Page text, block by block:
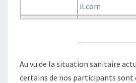
il.com
Au vu de la situation sanitaire
certains de nos participants sont